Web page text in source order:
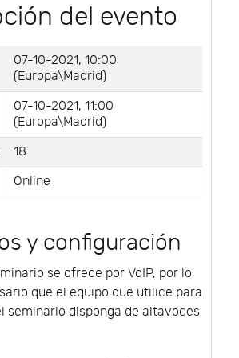
del evento
07-10-2021, 10:00
(Europa\Madrid)
07-10-2021, 11:00
(Europa\Madrid)
18
Online
y configuración
se ofrece por VoIP, por lo
que el equipo que utilice para
seminario disponga de altavoces